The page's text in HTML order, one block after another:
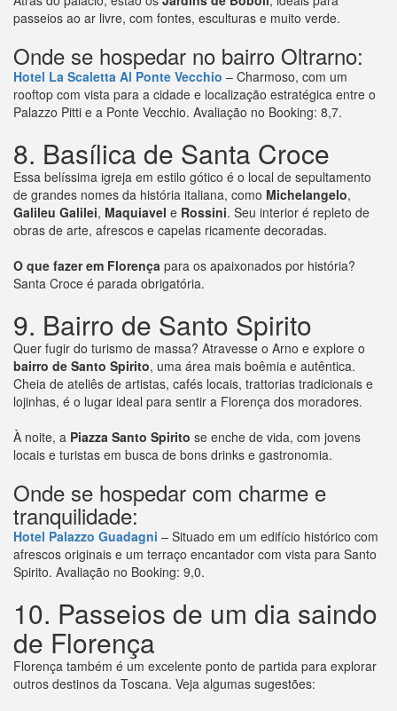
passeios ao ar livre, com fontes, esculturas e muito verde.
Onde se hospedar no bairro Oltrarno:
Hotel La Scaletta Al Ponte Vecchio – Charmoso, com um
rooftop com vista para a cidade e localização estratégica entre o
Palazzo Pitti e a Ponte Vecchio. Avaliação no Booking: 8,7.
8. Basílica de Santa Croce
Essa belíssima igreja em estilo gótico é o local de sepultamento
de grandes nomes da história italiana, como Michelangelo,
Galileu Galilei, Maquiavel e Rossini. Seu interior é repleto de
obras de arte, afrescos e capelas ricamente decoradas.
O que fazer em Florença para os apaixonados por história?
Santa Croce é parada obrigatória.
9. Bairro de Santo Spirito
Quer fugir do turismo de massa? Atravesse o Arno e explore o
bairro de Santo Spirito, uma área mais boêmia e autêntica.
Cheia de ateliês de artistas, cafés locais, trattorias tradicionais e
lojinhas, é o lugar ideal para sentir a Florença dos moradores.
À noite, a Piazza Santo Spirito se enche de vida, com jovens
locais e turistas em busca de bons drinks e gastronomia.
Onde se hospedar com charme e
tranquilidade:
Hotel Palazzo Guadagni – Situado em um edifício histórico com
afrescos originais e um terraço encantador com vista para Santo
Spirito. Avaliação no Booking: 9,0.
10. Passeios de um dia saindo
de Florença
Florença também é um excelente ponto de partida para explorar
outros destinos da Toscana. Veja algumas sugestões: